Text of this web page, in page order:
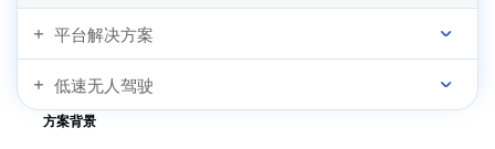
平台解决方案
低速无人驾驶
方案背景